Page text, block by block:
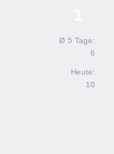
Ø 5 Tage:
6
Heute:
10